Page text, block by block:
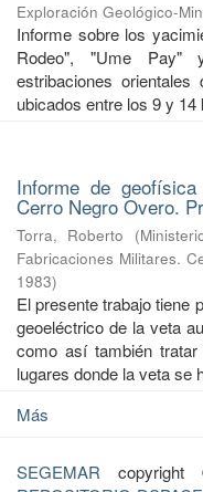
Exploración Geológico-
Informe sobre los
Rodeo", "Ume Pay"
estribaciones
ubicados entre los 9 y
Informe de
Cerro Negro Overo.
Torra, Roberto (
Fabricaciones Militares.
1983)
El presente trabajo tiene
geoeléctrico de la veta
como así también
lugares donde la veta se
Más
SEGEMAR copyright